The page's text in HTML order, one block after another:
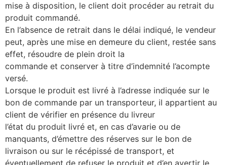
mise à disposition, le client doit procéder au retrait du
produit commandé.
En l’absence de retrait dans le délai indiqué, le vendeur
peut, après une mise en demeure du client, restée sans
effet, résoudre de plein droit la
commande et conserver à titre d’indemnité l’acompte
versé.
Lorsque le produit est livré à l’adresse indiquée sur le
bon de commande par un transporteur, il appartient au
client de vérifier en présence du livreur
l’état du produit livré et, en cas d’avarie ou de
manquants, d’émettre des réserves sur le bon de
livraison ou sur le récépissé de transport, et